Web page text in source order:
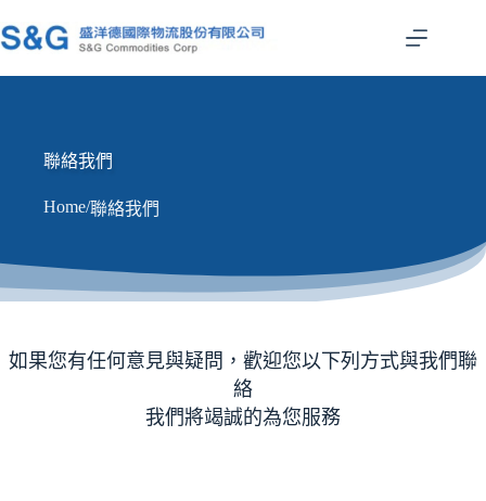
至
聯絡我們
Home/聯絡我們
如果您有任何意見與疑問，歡迎您以下列方式與我們聯
絡
我們將竭誠的為您服務